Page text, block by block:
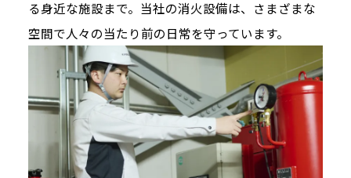
る身近な施設まで。当社の消火設備は、さまざまな
空間で人々の当たり前の日常を守っています。